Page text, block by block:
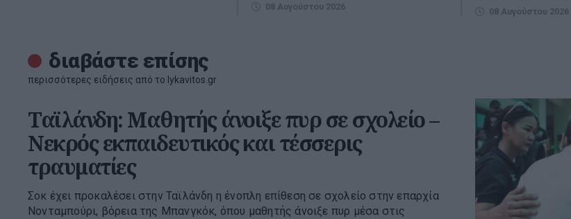
08 Αυγούστου 2026 08 Αυγούστου 2026
διαβάστε επίσης
περισσότερες ειδήσεις από το lykavitos.gr
Ταϊλάνδη: Μαθητής άνοιξε πυρ σε σχολείο –
Νεκρός εκπαιδευτικός και τέσσερις
τραυματίες
Σοκ έχει προκαλέσει στην Ταϊλάνδη η ένοπλη επίθεση σε σχολείο στην επαρχία
Νονταμπούρι, βόρεια της Μπανγκόκ, όπου μαθητής άνοιξε πυρ μέσα στις